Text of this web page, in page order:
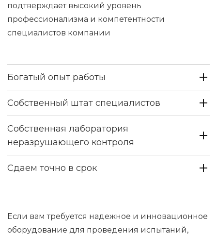
подтверждает высокий уровень
профессионализма и компетентности
специалистов компании
Богатый опыт работы
Собственный штат специалистов
Собственная лаборатория
неразрушающего контроля
Сдаем точно в срок
Если вам требуется надежное и инновационное
оборудование для проведения испытаний,